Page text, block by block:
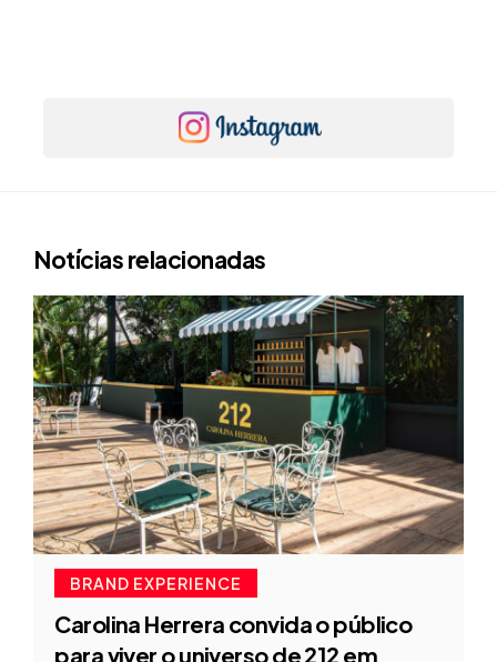
Notícias relacionadas
BRAND EXPERIENCE
Carolina Herrera convida o público
para viver o universo de 212 em